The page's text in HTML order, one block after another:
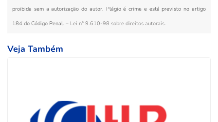
proibida sem a autorização do autor. Plágio é crime e está previsto no artigo
184 do Código Penal. – Lei n° 9.610-98 sobre direitos autorais.
Veja Também